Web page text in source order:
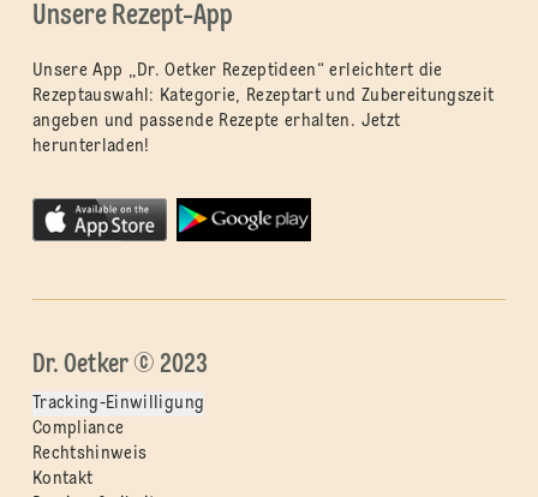
Unsere Rezept-App
Unsere App „Dr. Oetker Rezeptideen“ erleichtert die
Rezeptauswahl: Kategorie, Rezeptart und Zubereitungszeit
angeben und passende Rezepte erhalten. Jetzt
herunterladen!
Dr. Oetker © 2023
Tracking-Einwilligung
Compliance
Rechtshinweis
Kontakt